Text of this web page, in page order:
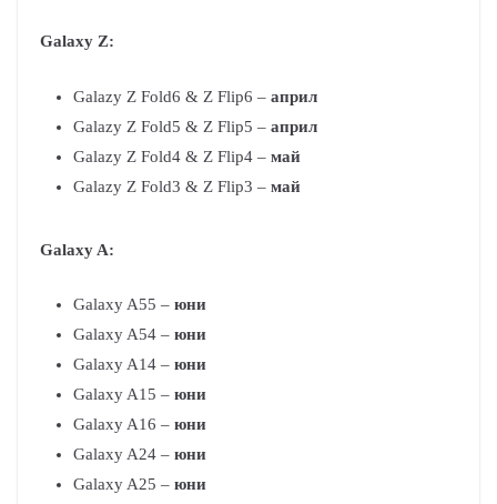
Galaxy Z:
Galazy Z Fold6 & Z Flip6 – април
Galazy Z Fold5 & Z Flip5 – април
Galazy Z Fold4 & Z Flip4 – май
Galazy Z Fold3 & Z Flip3 – май
Galaxy A:
Galaxy A55 – юни
Galaxy A54 – юни
Galaxy A14 – юни
Galaxy A15 – юни
Galaxy A16 – юни
Galaxy A24 – юни
Galaxy A25 – юни